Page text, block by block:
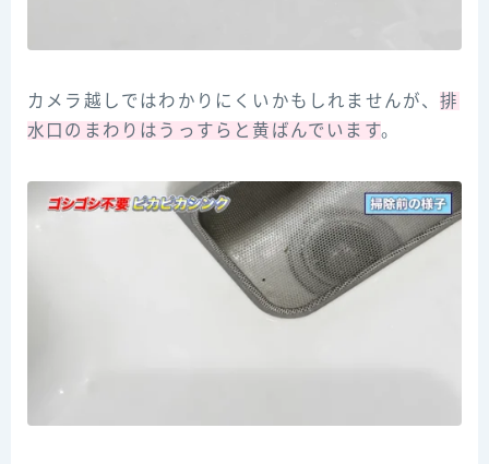
カメラ越しではわかりにくいかもしれませんが、排
水口のまわりはうっすらと黄ばんでいます。